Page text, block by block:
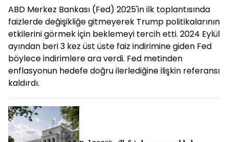
ABD Merkez Bankası (Fed) 2025'in ilk toplantısında
faizlerde değişikliğe gitmeyerek Trump politikalarının
etkilerini görmek için beklemeyi tercih etti. 2024 Eylül
ayından beri 3 kez üst üste faiz indirimine giden Fed
böylece indirimlere ara verdi. Fed metinden
enflasyonun hedefe doğru ilerlediğine ilişkin referansı
kaldırdı.